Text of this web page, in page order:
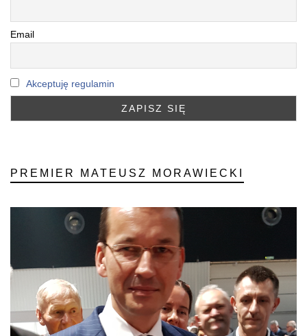
Email
Akceptuję regulamin
PREMIER MATEUSZ MORAWIECKI